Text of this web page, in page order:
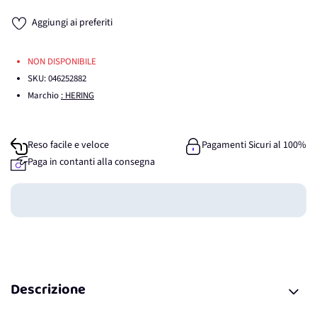
Aggiungi ai preferiti
NON DISPONIBILE
SKU:046252882
Marchio : HERING
Reso facile e veloce
Pagamenti Sicuri al 100%
Paga in contanti alla consegna
Guadagna
Descrizione